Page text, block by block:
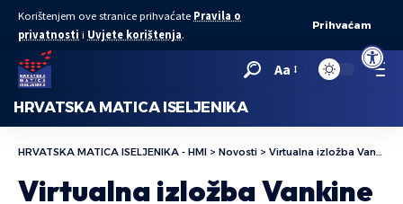
Open
Korištenjem ove stranice prihvaćate Pravila o
privatnosti i Uvjete korištenja.
Prihvaćam
Aa
HRVATSKA MATICA ISELJENIKA
HRVATSKA MATICA ISELJENIKA - HMI > Novosti > Virtualna izložba Vankine Memorijalne zbirke HAZU u Korčuli
Virtualna izložba Vankine